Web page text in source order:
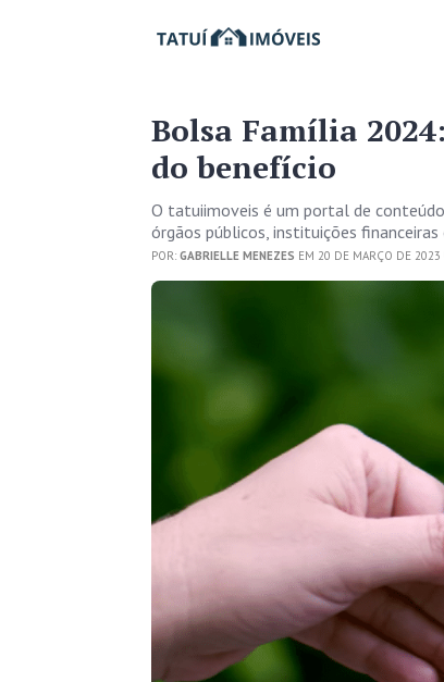
Bolsa Família
do benefício
O tatuiimoveis é um portal de
órgãos públicos, instituições
POR: GABRIELLE MENEZES EM 20 DE MARÇO DE 2023